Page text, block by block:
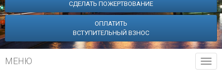
СДЕЛАТЬ ПОЖЕРТВОВАНИЕ
ОПЛАТИТЬ
ВСТУПИТЕЛЬНЫЙ ВЗНОС
МЕНЮ